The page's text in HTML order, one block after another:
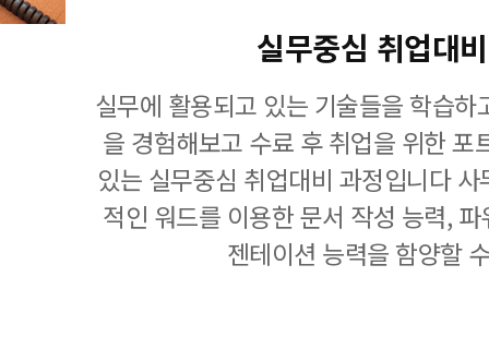
실무중심 취업대
실무에 활용되고 있는 기술들을 학습
을 경험해보고 수료 후 취업을 위한 포
있는 실무중심 취업대비 과정입니다
적인 워드를 이용한 문서 작성 능력,
젠테이션 능력을 함양할